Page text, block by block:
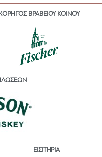
ΒΡΑΒΕΙΟΥ ΚΟΙΝΟΥ
ΕΙΣΙΤΗΡΙΑ